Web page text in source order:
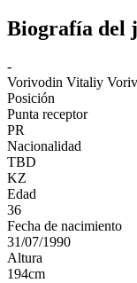
Biografía del
-
Vorivodin Vitaliy
Posición
Punta receptor
PR
Nacionalidad
TBD
KZ
Edad
36
Fecha de nacimiento
31/07/1990
Altura
194cm